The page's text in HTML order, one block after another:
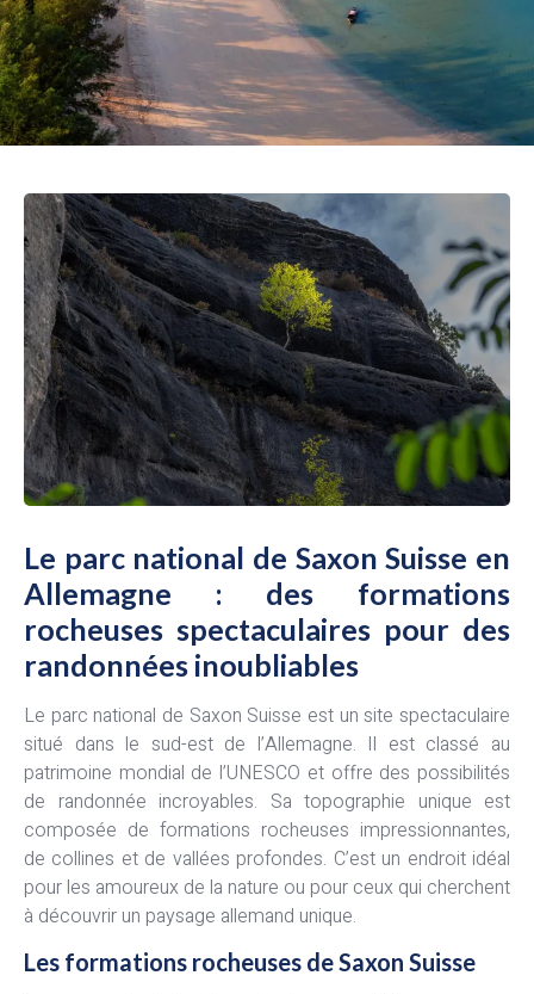
Le parc national de Saxon Suisse en
Allemagne : des formations
rocheuses spectaculaires pour des
randonnées inoubliables
Le parc national de Saxon Suisse est un site spectaculaire
situé dans le sud-est de l’Allemagne. Il est classé au
patrimoine mondial de l’UNESCO et offre des possibilités
de randonnée incroyables. Sa topographie unique est
composée de formations rocheuses impressionnantes,
de collines et de vallées profondes. C’est un endroit idéal
pour les amoureux de la nature ou pour ceux qui cherchent
à découvrir un paysage allemand unique.
Les formations rocheuses de Saxon Suisse